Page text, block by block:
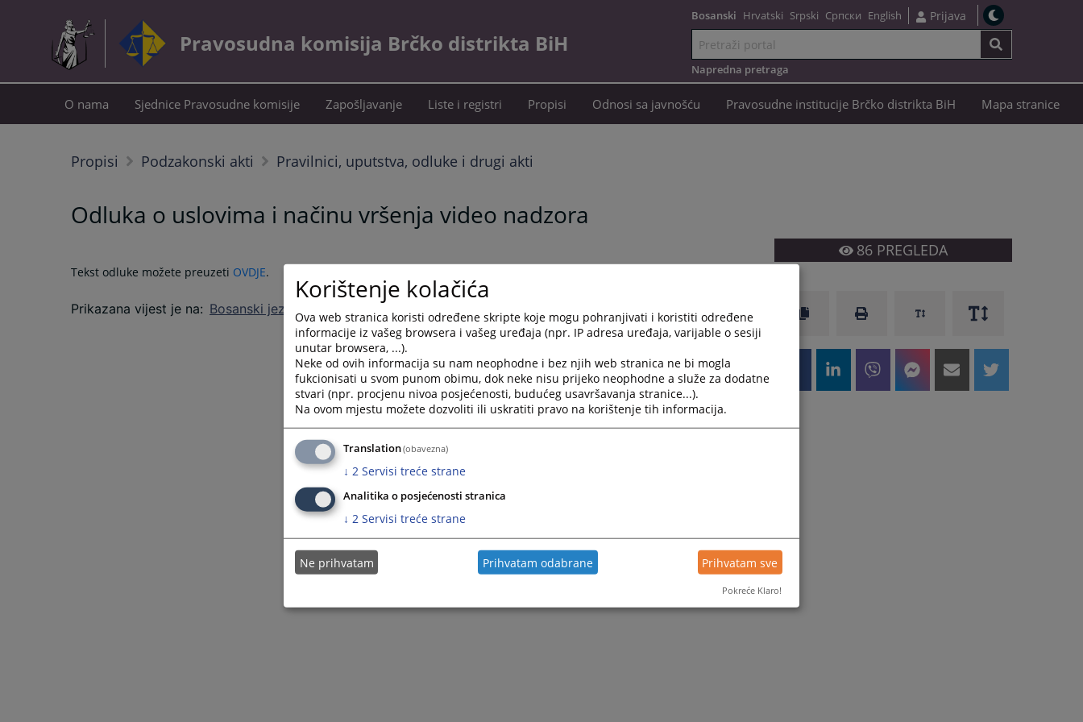
Pravosudna komisija Brčko distrikta BiH
sadržaj
Bosanski Hrvatski Srpski Српски English Prijava
Napredna pretraga
O nama Sjednice Pravosudne komisije Zapošljavanje Liste i registri Propisi Odnosi sa javnošću Pravosudne institucije Brčko distrikta BiH Mapa stranice
Propisi Podzakonski akti Pravilnici, uputstva, odluke i drugi akti
Odluka o uslovima i načinu vršenja video nadzora
Tekst odluke možete preuzeti OVDJE.
Prikazana vijest je na: Bosanski jezik
86PREGLEDA
Korištenje kolačića
Ova web stranica koristi određene skripte koje mogu pohranjivati i koristiti određene
informacije iz vašeg browsera i vašeg uređaja (npr. IP adresa uređaja, varijable o sesiji
unutar browsera, ...).
Neke od ovih informacija su nam neophodne i bez njih web stranica ne bi mogla
fukcionisati u svom punom obimu, dok neke nisu prijeko neophodne a služe za dodatne
stvari (npr. procjenu nivoa posjećenosti, budućeg usavršavanja stranice...).
Na ovom mjestu možete dozvoliti ili uskratiti pravo na korištenje tih informacija.
Translation(obavezna)
↓ 2 Servisi treće strane
Analitika o posjećenosti stranica
↓ 2 Servisi treće strane
Ne prihvatam Prihvatam odabrane Prihvatam sve
Pokreće Klaro!